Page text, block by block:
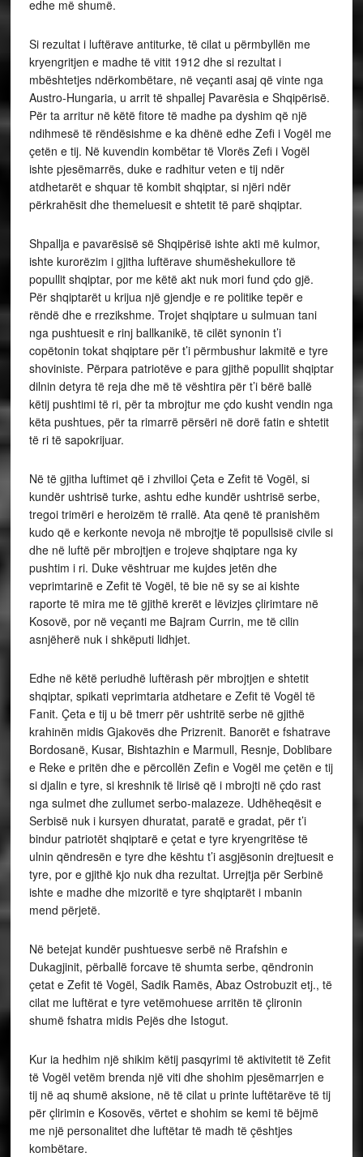
edhe më shumë.
Si rezultat i luftërave antiturke, të cilat u përmbyllën me
kryengritjen e madhe të vitit 1912 dhe si rezultat i
mbështetjes ndërkombëtare, në veçanti asaj që vinte nga
Austro-Hungaria, u arrit të shpallej Pavarësia e Shqipërisë.
Për ta arritur në këtë fitore të madhe pa dyshim që një
ndihmesë të rëndësishme e ka dhënë edhe Zefi i Vogël me
çetën e tij. Në kuvendin kombëtar të Vlorës Zefi i Vogël
ishte pjesëmarrës, duke e radhitur veten e tij ndër
atdhetarët e shquar të kombit shqiptar, si njëri ndër
përkrahësit dhe themeluesit e shtetit të parë shqiptar.
Shpallja e pavarësisë së Shqipërisë ishte akti më kulmor,
ishte kurorëzim i gjitha luftërave shumëshekullore të
popullit shqiptar, por me këtë akt nuk mori fund çdo gjë.
Për shqiptarët u krijua një gjendje e re politike tepër e
rëndë dhe e rrezikshme. Trojet shqiptare u sulmuan tani
nga pushtuesit e rinj ballkanikë, të cilët synonin t’i
copëtonin tokat shqiptare për t’i përmbushur lakmitë e tyre
shoviniste. Përpara patriotëve e para gjithë popullit shqiptar
dilnin detyra të reja dhe më të vështira për t’i bërë ballë
këtij pushtimi të ri, për ta mbrojtur me çdo kusht vendin nga
këta pushtues, për ta rimarrë përsëri në dorë fatin e shtetit
të ri të sapokrijuar.
Në të gjitha luftimet që i zhvilloi Çeta e Zefit të Vogël, si
kundër ushtrisë turke, ashtu edhe kundër ushtrisë serbe,
tregoi trimëri e heroizëm të rrallë. Ata qenë të pranishëm
kudo që e kerkonte nevoja në mbrojtje të popullsisë civile si
dhe në luftë për mbrojtjen e trojeve shqiptare nga ky
pushtim i ri. Duke vështruar me kujdes jetën dhe
veprimtarinë e Zefit të Vogël, të bie në sy se ai kishte
raporte të mira me të gjithë krerët e lëvizjes çlirimtare në
Kosovë, por në veçanti me Bajram Currin, me të cilin
asnjëherë nuk i shkëputi lidhjet.
Edhe në këtë periudhë luftërash për mbrojtjen e shtetit
shqiptar, spikati veprimtaria atdhetare e Zefit të Vogël të
Fanit. Çeta e tij u bë tmerr për ushtritë serbe në gjithë
krahinën midis Gjakovës dhe Prizrenit. Banorët e fshatrave
Bordosanë, Kusar, Bishtazhin e Marmull, Resnje, Doblibare
e Reke e pritën dhe e përcollën Zefin e Vogël me çetën e tij
si djalin e tyre, si kreshnik të lirisë që i mbrojti në çdo rast
nga sulmet dhe zullumet serbo-malazeze. Udhëheqësit e
Serbisë nuk i kursyen dhuratat, paratë e gradat, për t’i
bindur patriotët shqiptarë e çetat e tyre kryengritëse të
ulnin qëndresën e tyre dhe kështu t’i asgjësonin drejtuesit e
tyre, por e gjithë kjo nuk dha rezultat. Urrejtja për Serbinë
ishte e madhe dhe mizoritë e tyre shqiptarët i mbanin
mend përjetë.
Në betejat kundër pushtuesve serbë në Rrafshin e
Dukagjinit, përballë forcave të shumta serbe, qëndronin
çetat e Zefit të Vogël, Sadik Ramës, Abaz Ostrobuzit etj., të
cilat me luftërat e tyre vetëmohuese arritën të çlironin
shumë fshatra midis Pejës dhe Istogut.
Kur ia hedhim një shikim këtij pasqyrimi të aktivitetit të Zefit
të Vogël vetëm brenda një viti dhe shohim pjesëmarrjen e
tij në aq shumë aksione, në të cilat u printe luftëtarëve të tij
për çlirimin e Kosovës, vërtet e shohim se kemi të bëjmë
me një personalitet dhe luftëtar të madh të çështjes
kombëtare.